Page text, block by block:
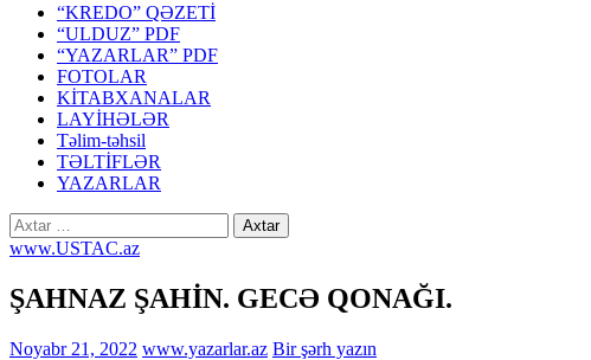
“KREDO” QƏZETİ
“ULDUZ” PDF
“YAZARLAR” PDF
FOTOLAR
KİTABXANALAR
LAYİHƏLƏR
Təlim-təhsil
TƏLTİFLƏR
YAZARLAR
Axtarış:
www.USTAC.az
ŞAHNAZ ŞAHİN. GECƏ QONAĞI.
Noyabr 21, 2022 www.yazarlar.az Bir şərh yazın